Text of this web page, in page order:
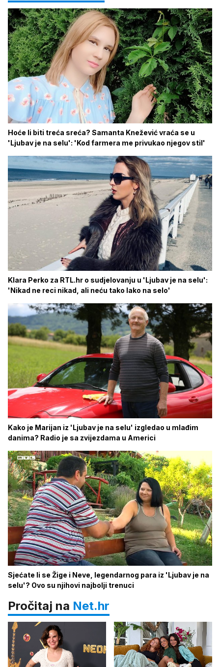
Hoće li biti treća sreća? Samanta Knežević vraća se u
'Ljubav je na selu': 'Kod farmera me privukao njegov stil'
Klara Perko za RTL.hr o sudjelovanju u 'Ljubav je na selu':
'Nikad ne reci nikad, ali neću tako lako na selo'
Kako je Marijan iz 'Ljubav je na selu' izgledao u mlađim
danima? Radio je sa zvijezdama u Americi
Sjećate li se Žige i Neve, legendarnog para iz 'Ljubav je na
selu'? Ovo su njihovi najbolji trenuci
Pročitaj na Net.hr